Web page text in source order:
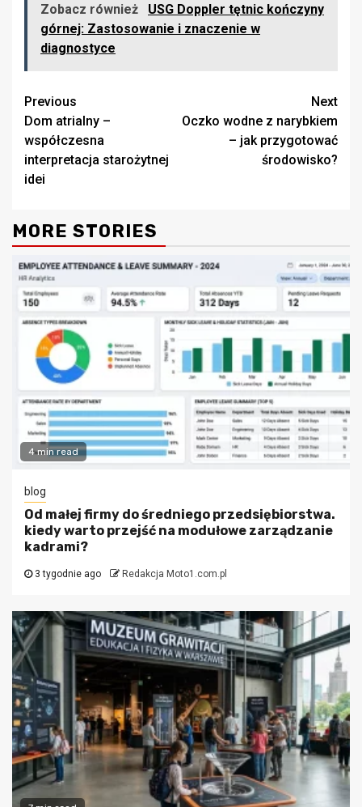
Zobacz również
USG Doppler tętnic kończyny
górnej: Zastosowanie i znaczenie w
diagnostyce
Continue
Reading
Previous
Dom atrialny –
współczesna
interpretacja starożytnej
idei
Next
Oczko wodne z narybkiem
– jak przygotować
środowisko?
MORE STORIES
4 min read
blog
Od małej firmy do średniego przedsiębiorstwa.
kiedy warto przejść na modułowe zarządzanie
kadrami?
3 tygodnie ago Redakcja Moto1.com.pl